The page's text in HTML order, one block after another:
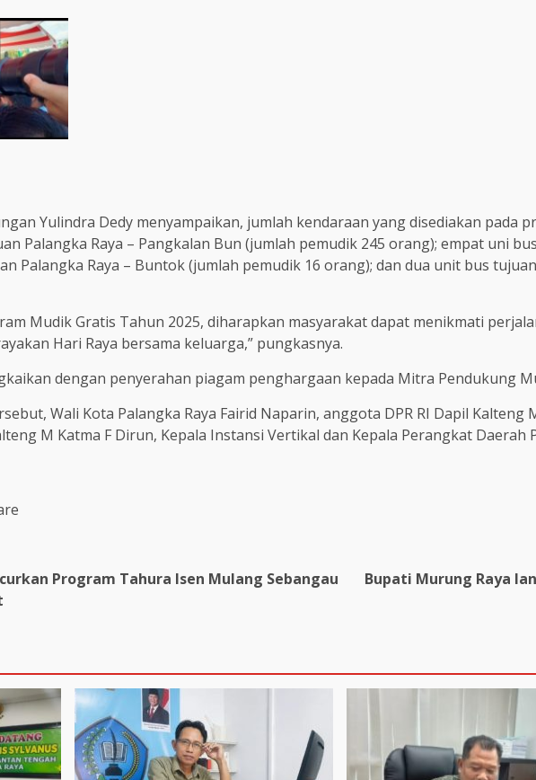
Yulindra Dedy menyampaikan, jumlah kendaraan yang disediakan pada
Palangka Raya – Pangkalan Bun (jumlah pemudik 245 orang); empat uni
Palangka Raya – Buntok (jumlah pemudik 16 orang); dan dua unit bus
Mudik Gratis Tahun 2025, diharapkan masyarakat dapat menikmati
Hari Raya bersama keluarga,” pungkasnya.
dengan penyerahan piagam penghargaan kepada Mitra Pendukung
Wali Kota Palangka Raya Fairid Naparin, anggota DPR RI Dapil Kalteng
M Katma F Dirun, Kepala Instansi Vertikal dan Kepala Perangkat Daerah
Program Tahura Isen Mulang Sebangau
Bupati Murung Raya